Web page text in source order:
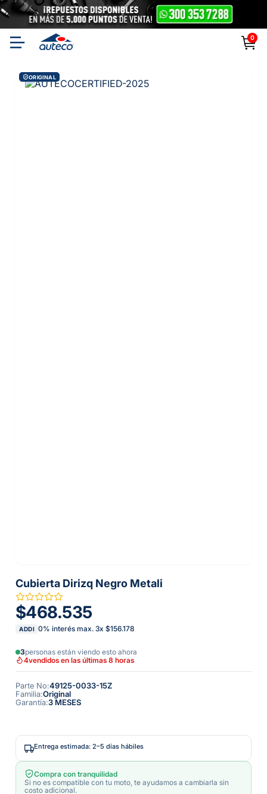
0
ORIGINAL
Cubierta Dirizq Negro Metali
$468.535
ADDI 0% interés max. 3x $156.178
3personas están viendo esto ahora
4vendidos en las últimas 8 horas
Parte No:49125-0033-15Z
Familia:Original
Garantía:3 MESES
Entrega estimada: 2–5 días hábiles
Compra con tranquilidad
Si no es compatible con tu moto, te ayudamos a cambiarla sin
costo adicional.